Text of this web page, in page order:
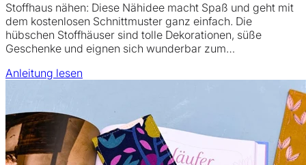
Stoffhaus nähen: Diese Nähidee macht Spaß und geht mit
dem kostenlosen Schnittmuster ganz einfach. Die
hübschen Stoffhäuser sind tolle Dekorationen, süße
Geschenke und eignen sich wunderbar zum…
Anleitung lesen